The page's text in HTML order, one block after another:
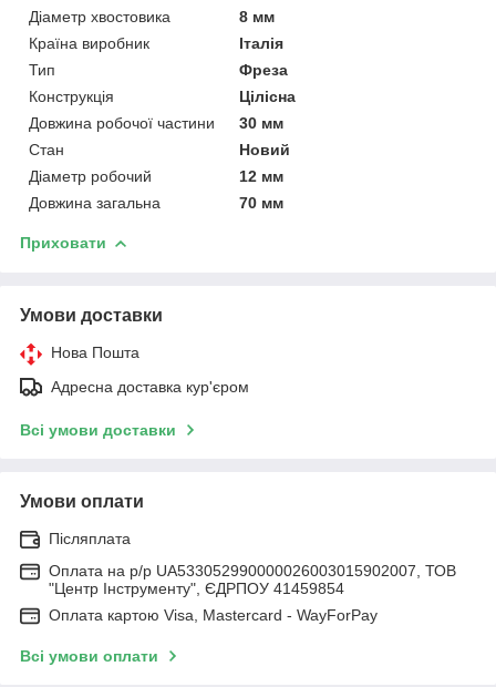
Діаметр хвостовика
8 мм
Країна виробник
Італія
Тип
Фреза
Конструкція
Цілісна
Довжина робочої частини
30 мм
Стан
Новий
Діаметр робочий
12 мм
Довжина загальна
70 мм
Приховати
Умови доставки
Нова Пошта
Адресна доставка кур'єром
Всі умови доставки
Умови оплати
Післяплата
Оплата на р/р UA533052990000026003015902007, ТОВ
"Центр Інструменту", ЄДРПОУ 41459854
Оплата картою Visa, Mastercard - WayForPay
Всі умови оплати